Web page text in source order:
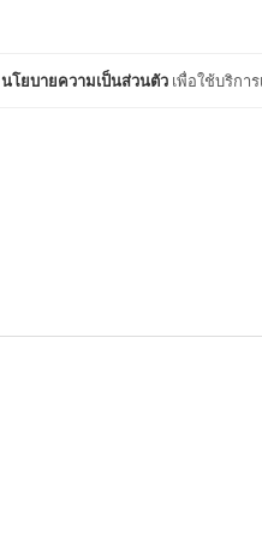
นโยบายความเป็นส่วนตัว เพื่อใช้บริกา